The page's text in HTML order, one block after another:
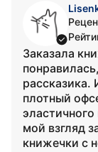
Заказала
плотный
эластичного
мой взгляд
книжечки с